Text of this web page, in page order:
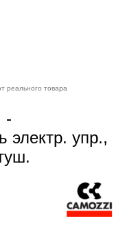
реального товара
-
электр. упр.,